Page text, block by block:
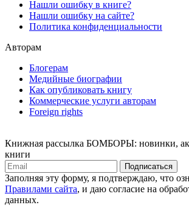
Нашли ошибку в книге?
Нашли ошибку на сайте?
Политика конфиденциальности
Авторам
Блогерам
Медийные биографии
Как опубликовать книгу
Коммерческие услуги авторам
Foreign rights
Книжная рассылка БОМБОРЫ: новинки,
книги
Подписаться
Заполняя эту форму, я подтверждаю, что
Правилами сайта, и даю согласие на
данных.